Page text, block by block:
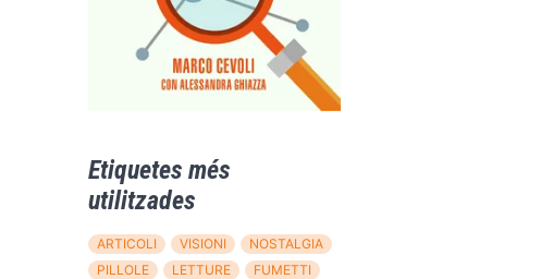
Etiquetes més
utilitzades
ARTICOLI VISIONI
NOSTALGIA
PILLOLE
LETTURE
FUMETTI